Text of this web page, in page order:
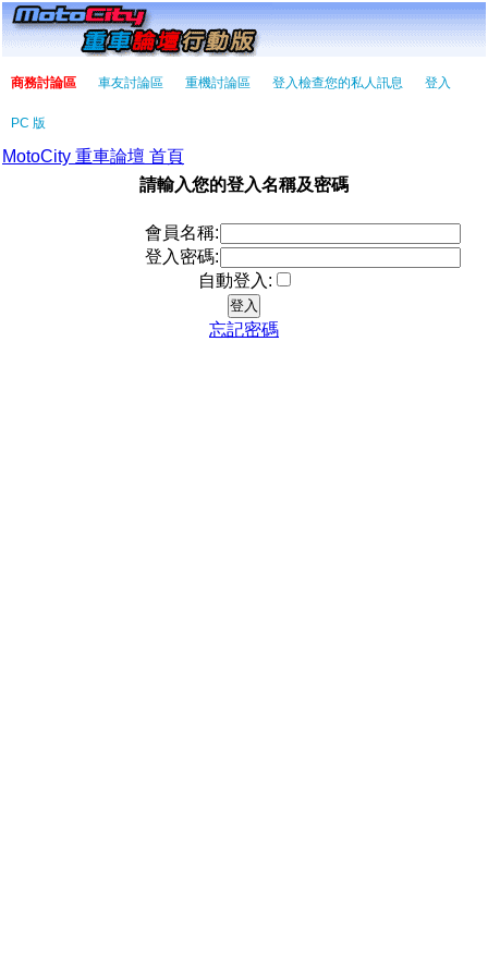
商務討論區 車友討論區 重機討論區 登入檢查您的私人訊息 登入
PC 版
MotoCity 重車論壇 首頁
請輸入您的登入名稱及密碼
會員名稱:
登入密碼:
自動登入:
忘記密碼